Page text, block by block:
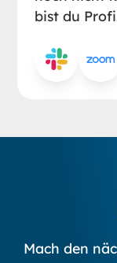
bist du
Mach den